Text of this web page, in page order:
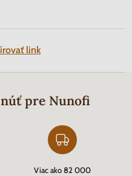
link
pre Nunofi
Viac ako 82 000